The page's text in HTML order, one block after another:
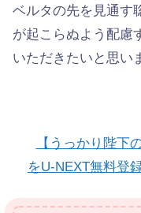
ベルタの先を見通す
が起こらぬよう配慮
いただきたいと思い
【うっかり陛下
をU-NEXT無料登